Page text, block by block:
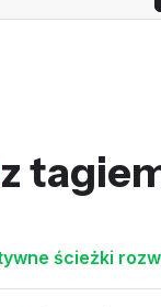
z
ścieżki